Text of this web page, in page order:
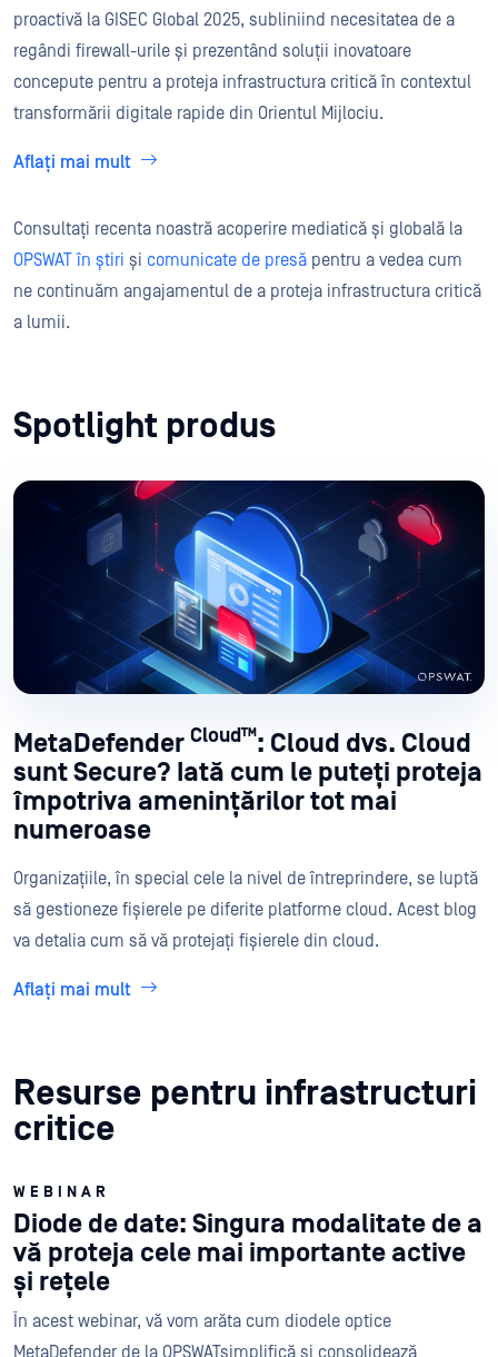
proactivă la GISEC Global 2025, subliniind necesitatea de a
regândi firewall-urile și prezentând soluții inovatoare
concepute pentru a proteja infrastructura critică în contextul
transformării digitale rapide din Orientul Mijlociu.
Aflați mai mult
Consultați recenta noastră acoperire mediatică și globală la
OPSWAT în știri și comunicate de presă pentru a vedea cum
ne continuăm angajamentul de a proteja infrastructura critică
a lumii.
Spotlight produs
MetaDefender Cloud™: Cloud dvs. Cloud
sunt Secure? Iată cum le puteți proteja
împotriva amenințărilor tot mai
numeroase
Organizațiile, în special cele la nivel de întreprindere, se luptă
să gestioneze fișierele pe diferite platforme cloud. Acest blog
va detalia cum să vă protejați fișierele din cloud.
Aflați mai mult
Resurse pentru infrastructuri
critice
WEBINAR
Diode de date: Singura modalitate de a
vă proteja cele mai importante active
și rețele
În acest webinar, vă vom arăta cum diodele optice
MetaDefender de la OPSWATsimplifică și consolidează